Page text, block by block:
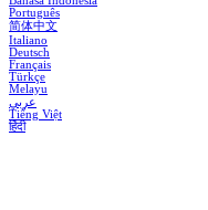
Português
简体中文
Italiano
Deutsch
Français
Türkçe
Melayu
عربي
Tiếng Việt
हिंदी